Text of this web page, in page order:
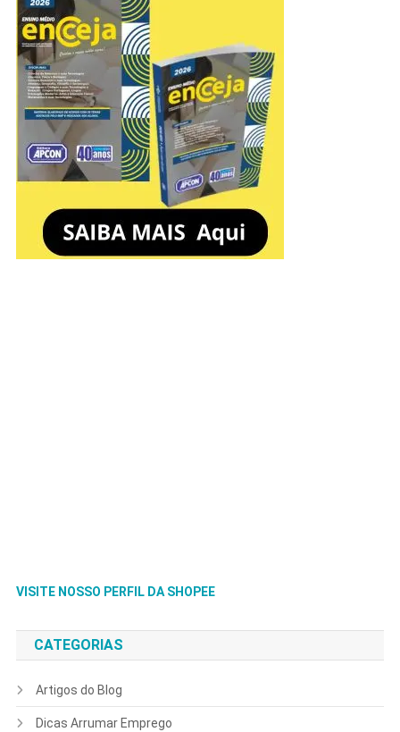
VISITE NOSSO PERFIL DA SHOPEE
CATEGORIAS
Artigos do Blog
Dicas Arrumar Emprego